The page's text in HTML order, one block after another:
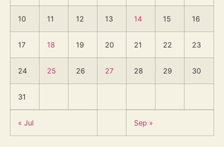
10 11 12 13 14 15 16
17 18 19 20 21 22 23
24 25 26 27 28 29 30
31
« Jul Sep »